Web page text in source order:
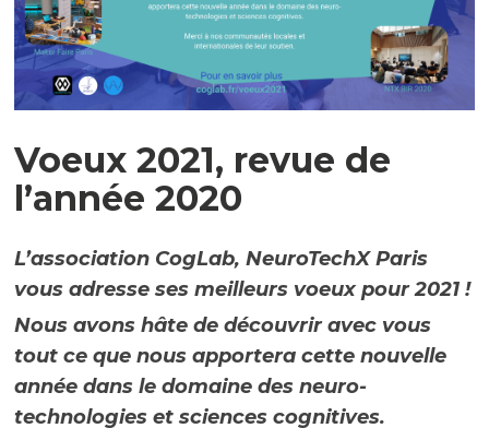
Voeux 2021, revue de
l’année 2020
L’association CogLab, NeuroTechX Paris
vous adresse ses meilleurs voeux pour 2021 !
Nous avons hâte de découvrir avec vous
tout ce que nous apportera cette nouvelle
année dans le domaine des neuro-
technologies et sciences cognitives.